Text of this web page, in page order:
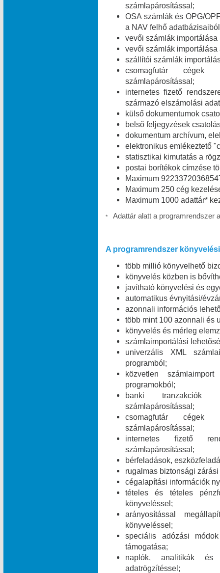
számlapárosítással;
OSA számlák és OPG/
a NAV felhő
vevői számlák
vevői számlák
szállítói számlák
csomagfutár cégek
számlapárosítással;
internetes fizető
származó elszámolási
külső dokumentumok
belső feljegyzések
dokumentum archívum,
elektronikus emlékeztető
statisztikai kimutatás a
postai borítékok címzése
Maximum
Maximum 250 cég
Maximum 1000 adattár*
* Adattár alatt a programrendszer
A programrendszer
több millió könyvelhető
könyvelés közben is
javítható könyvelési és
automatikus évnyitási/
azonnali információs
több mint 100 azonnali és
könyvelés és mérleg
számlaimportálási
univerzális XML
programból;
közvetlen
programokból;
banki tranzakciók
számlapárosítással;
csomagfutár cégek
számlapárosítással;
internetes fizető
számlapárosítással;
bérfeladások,
rugalmas biztonsági
cégalapítási információk
tételes és tételes
könyveléssel;
arányosítással
könyveléssel;
speciális adózási
támogatása;
naplók, analitikák és
adatrögzítéssel;